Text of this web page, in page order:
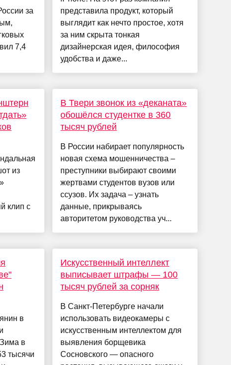
за
7,4
из
клип с
в
в
тысячи
представила продукт, который
выглядит как нечто простое, хотя
за ним скрыта тонкая
дизайнерская идея, философия
удобства и даже...
В Твери звонок из «деканата»
обошёлся студентке в 360
тысяч рублей
В России набирает популярность
новая схема мошенничества –
преступники выбирают своими
жертвами студентов вузов или
ссузов. Их задача – узнать
данные, прикрываясь
авторитетом руководства уч...
Искусственный интеллект
выписывает штрафы — 100
тысяч рублей за сорняк
В Санкт-Петербурге начали
использовать видеокамеры с
искусственным интеллектом для
выявления борщевика
Сосновского — опасного